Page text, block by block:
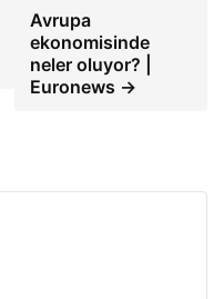
Avrupa
ekonomisinde
neler oluyor? |
Euronews →